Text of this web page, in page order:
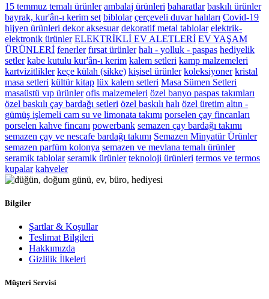
15 temmuz temalı ürünler ambalaj ürünleri baharatlar baskılı ürünler
bayrak, kur'ân-ı kerim set biblolar çerçeveli duvar halıları Covid-19
hijyen ürünleri dekor aksesuar dekoratif metal tablolar elektrik-
elektronik ürünler ELEKTRİKLİ EV ALETLERİ EV YAŞAM
ÜRÜNLERİ fenerler fırsat ürünler halı - yolluk - paspas hediyelik
setler kabe kutulu kur'ân-ı kerim kalem setleri kamp malzemeleri
kartvizitlikler keçe külah (sikke) kişisel ürünler koleksiyoner kristal
masa setleri kültür kitap lüx kalem setleri Masa Sümen Setleri
masaüstü vıp ürünler ofis malzemeleri özel banyo paspas takımları
özel baskılı çay bardağı setleri özel baskılı halı özel üretim altın -
gümüş işlemeli cam su ve limonata takımı porselen çay fincanları
porselen kahve fincanı powerbank semazen çay bardağı takımı
semazen çay ve nescafe bardağı takımı Semazen Minyatür Ürünler
semazen parfüm kolonya semazen ve mevlana temalı ürünler
seramik tablolar seramik ürünler teknoloji ürünleri termos ve termos
kupalar kahveler
Bilgiler
Şartlar & Koşullar
Teslimat Bilgileri
Hakkımızda
Gizlilik İlkeleri
Müşteri Servisi